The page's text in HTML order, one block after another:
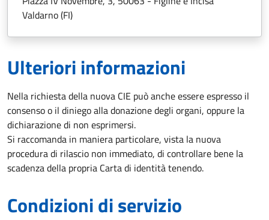
Valdarno (FI)
Ulteriori informazioni
Nella richiesta della nuova CIE può anche essere espresso il
consenso o il diniego alla donazione degli organi, oppure la
dichiarazione di non esprimersi.
Si raccomanda in maniera particolare, vista la nuova
procedura di rilascio non immediato, di controllare bene la
scadenza della propria Carta di identità tenendo.
Condizioni di servizio